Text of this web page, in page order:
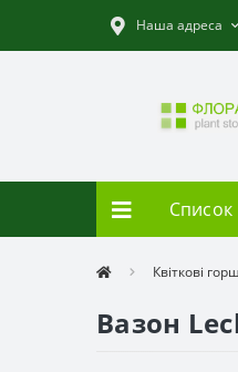
Наша адреса
Список
Квіткові
Вазон